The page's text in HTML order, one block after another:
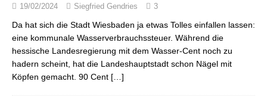
19/02/2024 Siegfried Gendries 3
Da hat sich die Stadt Wiesbaden ja etwas Tolles einfallen lassen:
eine kommunale Wasserverbrauchssteuer. Während die
hessische Landesregierung mit dem Wasser-Cent noch zu
hadern scheint, hat die Landeshauptstadt schon Nägel mit
Köpfen gemacht. 90 Cent […]